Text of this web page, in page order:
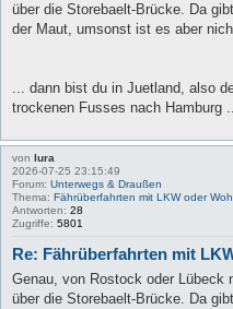
über die Storebaelt-Brücke. Da
der Maut, umsonst ist es aber
... dann bist du in Juetland, also
trockenen Fusses nach Hamburg
von lura
2026-07-25 23:15:49
Forum: Unterwegs & Draußen
Thema: Fährüberfahrten mit LKW oder
Antworten: 28
Zugriffe: 5801
Re: Fährüberfahrten mit
Genau, von Rostock oder Lübeck
über die Storebaelt-Brücke. Da